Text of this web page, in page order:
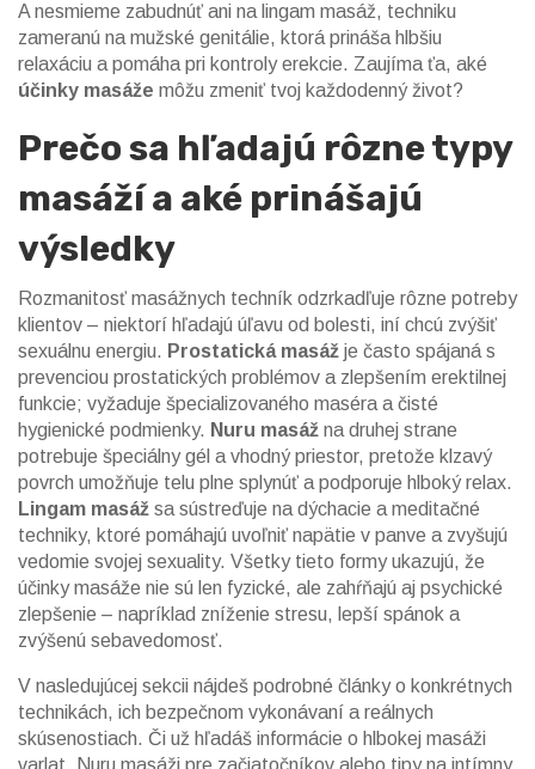
A nesmieme zabudnúť ani na lingam masáž, techniku
zameranú na mužské genitálie, ktorá prináša hlbšiu
relaxáciu a pomáha pri kontroly erekcie. Zaujíma ťa, aké
účinky masáže môžu zmeniť tvoj každodenný život?
Prečo sa hľadajú rôzne typy
masáží a aké prinášajú
výsledky
Rozmanitosť masážnych techník odzrkadľuje rôzne potreby
klientov – niektorí hľadajú úľavu od bolesti, iní chcú zvýšiť
sexuálnu energiu. Prostatická masáž je často spájaná s
prevenciou prostatických problémov a zlepšením erektilnej
funkcie; vyžaduje špecializovaného maséra a čisté
hygienické podmienky. Nuru masáž na druhej strane
potrebuje špeciálny gél a vhodný priestor, pretože klzavý
povrch umožňuje telu plne splynúť a podporuje hlboký relax.
Lingam masáž sa sústreďuje na dýchacie a meditačné
techniky, ktoré pomáhajú uvoľniť napätie v panve a zvyšujú
vedomie svojej sexuality. Všetky tieto formy ukazujú, že
účinky masáže nie sú len fyzické, ale zahŕňajú aj psychické
zlepšenie – napríklad zníženie stresu, lepší spánok a
zvýšenú sebavedomosť.
V nasledujúcej sekcii nájdeš podrobné články o konkrétnych
technikách, ich bezpečnom vykonávaní a reálnych
skúsenostiach. Či už hľadáš informácie o hlbokej masáži
varlat, Nuru masáži pre začiatočníkov alebo tipy na intímny